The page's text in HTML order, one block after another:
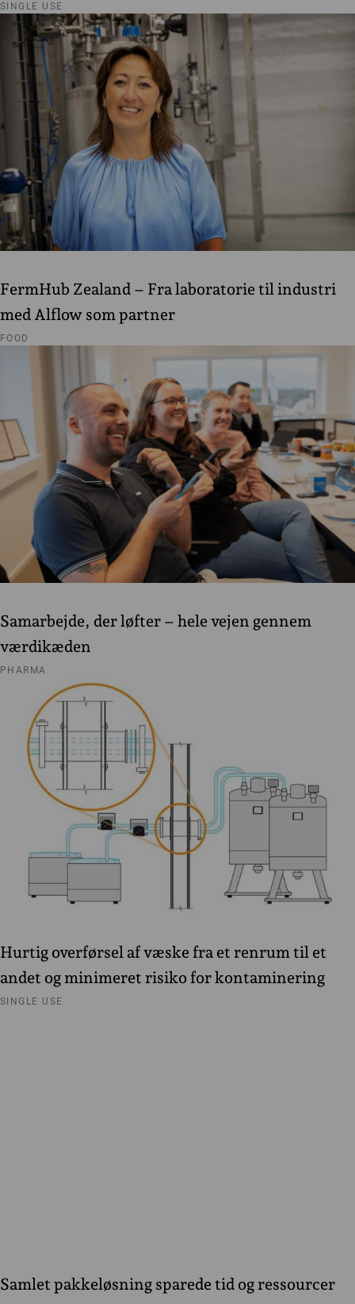
SINGLE USE
FermHub Zealand – Fra laboratorie til industri
med Alflow som partner
FOOD
Samarbejde, der løfter – hele vejen gennem
værdikæden
PHARMA
Hurtig overførsel af væske fra et renrum til et
andet og minimeret risiko for kontaminering
SINGLE USE
Samlet pakkeløsning sparede tid og ressourcer